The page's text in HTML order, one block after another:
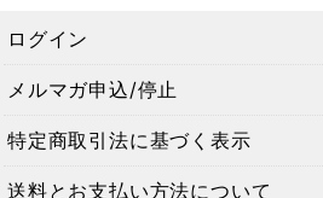
ログイン
メルマガ申込/停止
特定商取引法に基づく表示
送料とお支払い方法について